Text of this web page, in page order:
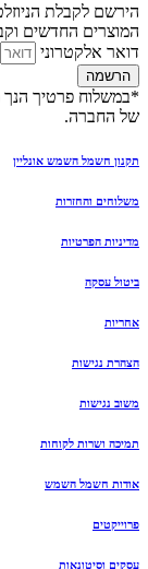
הירשם לקבלת
המוצרים החדשים
דואר אלקטרוני
הרשמה
*במשלוח פרטיך הנך
של החברה.
תקנון חשמל השמש אונליין
משלוחים והחזרות
מדיניות הפרטיות
ביטול עסקה
אחריות
הצהרת נגישות
משוב נגישות
תמיכה ושרות לקוחות
אודות חשמל השמש
פרוייקטים
עסקים וסיטונאות